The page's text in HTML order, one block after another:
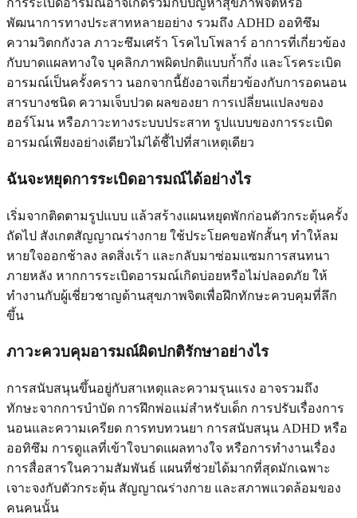
การระเบิดอารมณ์อาจเกิดร่วมกับปัญหาสุขภาพจิตหรือ
พัฒนาการทางประสาทหลายอย่าง รวมถึง ADHD ออทิซึม
ความวิตกกังวล ภาวะซึมเศร้า โรคไบโพลาร์ อาการที่เกี่ยวข้อง
กับบาดแผลทางใจ บุคลิกภาพผิดปกติแบบก้ำกึ่ง และโรคระเบิด
อารมณ์เป็นครั้งคราว นอกจากนี้ยังอาจเกี่ยวข้องกับการอดนอน
สารบางชนิด ความเจ็บปวด ผลของยา การเปลี่ยนแปลงของ
ฮอร์โมน หรือภาวะทางระบบประสาท รูปแบบของการระเบิด
อารมณ์เพียงอย่างเดียวไม่ได้ชี้ไปที่สาเหตุเดียว
ฉันจะหยุดการระเบิดอารมณ์ได้อย่างไร
เริ่มจากติดตามรูปแบบ แล้วสร้างแผนหยุดพักก่อนตัวกระตุ้นครั้ง
ถัดไป สังเกตสัญญาณร่างกาย ใช้ประโยคขอพักสั้นๆ ทำให้ลม
หายใจออกช้าลง ลดสิ่งเร้า และกลับมาซ่อมแซมการสนทนา
ภายหลัง หากการระเบิดอารมณ์เกิดบ่อยหรือไม่ปลอดภัย ให้
ทำงานกับผู้เชี่ยวชาญด้านสุขภาพจิตเพื่อฝึกทักษะควบคุมที่ลึก
ขึ้น
ภาวะควบคุมอารมณ์ผิดปกติรักษาอย่างไร
การสนับสนุนขึ้นอยู่กับสาเหตุและความรุนแรง อาจรวมถึง
ทักษะจากการบำบัด การฝึกพ่อแม่สำหรับเด็ก การปรับเรื่องการ
นอนและความเครียด การทบทวนยา การสนับสนุน ADHD หรือ
ออทิซึม การดูแลที่เข้าใจบาดแผลทางใจ หรือการทำงานเรื่อง
การสื่อสารในความสัมพันธ์ แผนที่ช่วยได้มากที่สุดมักเฉพาะ
เจาะจงกับตัวกระตุ้น สัญญาณร่างกาย และสภาพแวดล้อมของ
คนคนนั้น